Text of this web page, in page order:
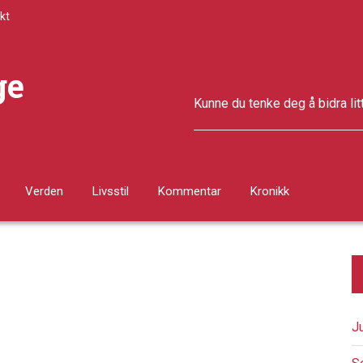
Kunne du tenke deg å bidra
Verden Livsstil Kommentar Kronikk